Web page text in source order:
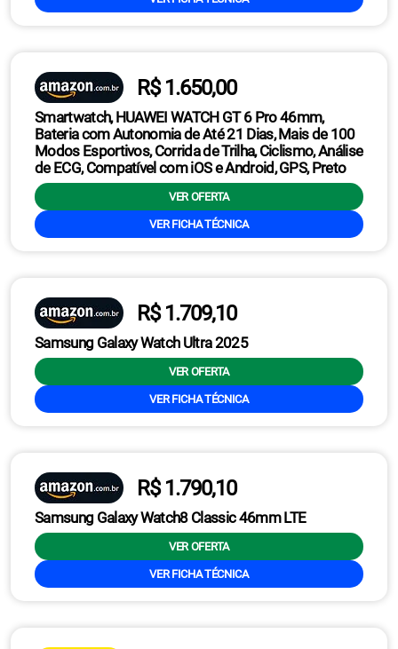
R$ 1.650,00
Smartwatch, HUAWEI WATCH GT 6 Pro 46mm,
Bateria com Autonomia de Até 21 Dias, Mais de 100
Modos Esportivos, Corrida de Trilha, Ciclismo, Análise
de ECG, Compatível com iOS e Android, GPS, Preto
VER OFERTA
VER FICHA TÉCNICA
R$ 1.709,10
Samsung Galaxy Watch Ultra 2025
VER OFERTA
VER FICHA TÉCNICA
R$ 1.790,10
Samsung Galaxy Watch8 Classic 46mm LTE
VER OFERTA
VER FICHA TÉCNICA